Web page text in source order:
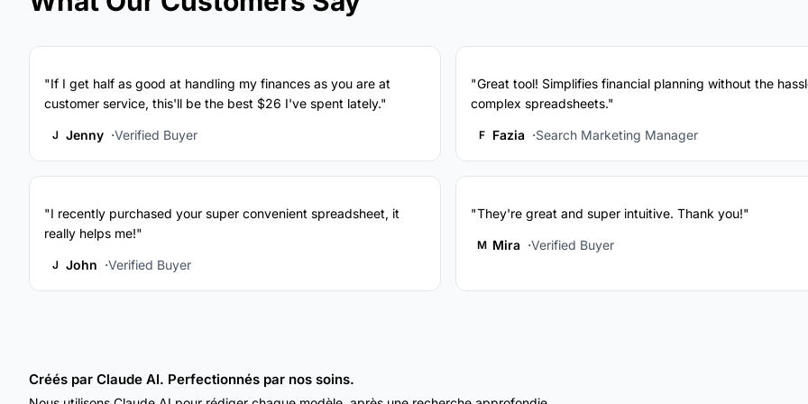
"If I get half as good at handling my finances as you are at
customer service, this'll be the best $26 I've spent lately."
J Jenny Verified Buyer
"Great tool! Simplifies financial planning without the
complex spreadsheets."
F Fazia Search Marketing Manager
"I recently purchased your super convenient spreadsheet, it
really helps me!"
J John Verified Buyer
"They're great and super intuitive. Thank you!"
M Mira Verified Buyer
Créés par Claude AI. Perfectionnés par nos soins.